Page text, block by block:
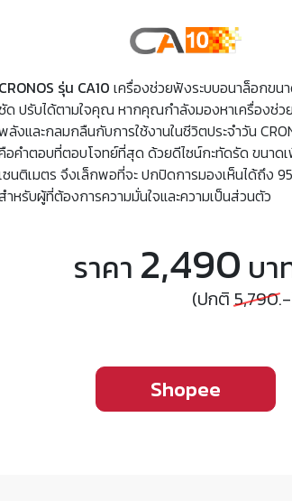
CRONOS รุ่น CA10 เครื่องช่วยฟังระบบอนาล็อกขน
ด ปรับได้ตามใจคุณ หากคุณกำลังมองหาเครื่องช่
ลังและกลมกลืนกับการใช้งานในชีวิตประจำวัน
อคำตอบที่ตอบโจทย์ที่สุด ด้วยดีไซน์กะทัดรัด ขนาด
ซนติเมตร จึงเล็กพอที่จะ ปกปิดการมองเห็นได้ถึง
ำหรับผู้ที่ต้องการความมั่นใจและความเป็นส่วนตัว
ราคา 2,490 บา
(ปกติ5,790
Shopee